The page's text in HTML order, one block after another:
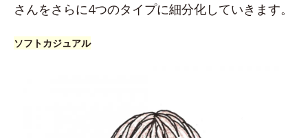
さんをさらに4つのタイプに細分化していきます。
ソフトカジュアル